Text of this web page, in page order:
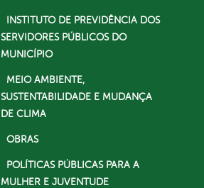
INSTITUTO DE PREVIDÊNCIA DOS
SERVIDORES PÚBLICOS DO
MUNICÍPIO
MEIO AMBIENTE,
SUSTENTABILIDADE E MUDANÇA
DE CLIMA
OBRAS
POLÍTICAS PÚBLICAS PARA A
MULHER E JUVENTUDE